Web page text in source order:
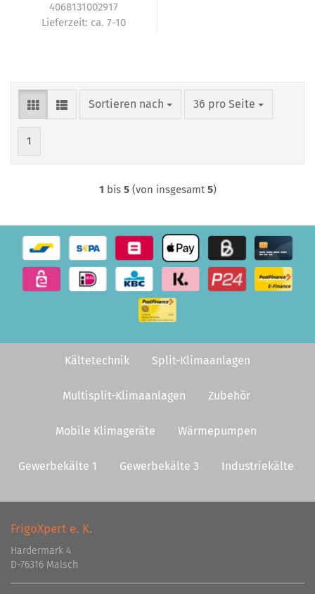
4068131002917
Lieferzeit: ca. 7-10
Sortieren nach
Sortieren nach 36 pro Seite
pro Seite
1
1 bis 5(von insgesamt5)
Kältetechnik Split-Klimaanlagen
Multisplit-Klimaanlagen Zubehör
Mobile Klimageräte Wärmepumpen
Gewerbekälte 1 Gewerbekälte 3 Industriekälte
FrigoXpert e. K.
Hardermark 4
D-76316 Malsch